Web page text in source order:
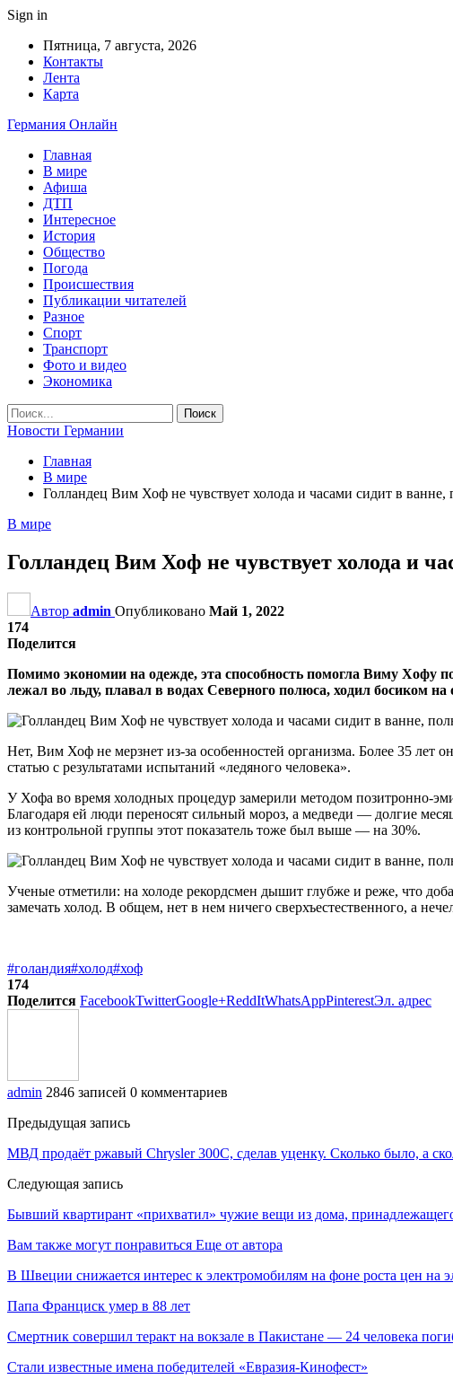
Sign in
Пятница, 7 августа, 2026
Контакты
Лента
Карта
Германия Онлайн
Главная
В мире
Афиша
ДТП
Интересное
История
Общество
Погода
Происшествия
Публикации читателей
Разное
Спорт
Транспорт
Фото и видео
Экономика
Новости Германии
Главная
В мире
Голландец Вим Хоф не чувствует холода и часами сидит в ванне,
В мире
Голландец Вим Хоф не чувствует холода и
Автор admin Опубликовано Май 1, 2022
174
Поделится
Помимо экономии на одежде, эта способность помогла Виму Хофу
лежал во льду, плавал в водах Северного полюса, ходил босиком
Нет, Вим Хоф не мерзнет из-за особенностей организма. Более 35 лет
статью с результатами испытаний «ледяного человека».
У Хофа во время холодных процедур замерили методом позитронно-
Благодаря ей люди переносят сильный мороз, а медведи — долгие
из контрольной группы этот показатель тоже был выше — на 30%.
Ученые отметили: на холоде рекордсмен дышит глубже и реже, что
замечать холод. В общем, нет в нем ничего сверхъестественного, а
#голандия#холод#хоф
174
Поделится FacebookTwitterGoogle+ReddItWhatsAppPinterestЭл. адрес
admin 2846 записей 0 комментариев
Предыдущая запись
МВД продаёт ржавый Chrysler 300С, сделав уценку. Сколько было, а
Следующая запись
Бывший квартирант «прихватил» чужие вещи из дома,
Вам также могут понравиться Еще от автора
В Швеции снижается интерес к электромобилям на фоне роста цен на
Папа Франциск умер в 88 лет
Смертник совершил теракт на вокзале в Пакистане — 24 человека
Стали известные имена победителей «Евразия-Кинофест»